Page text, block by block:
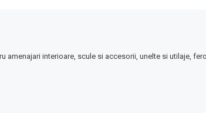
interioare, scule si accesorii, unelte si utilaje,